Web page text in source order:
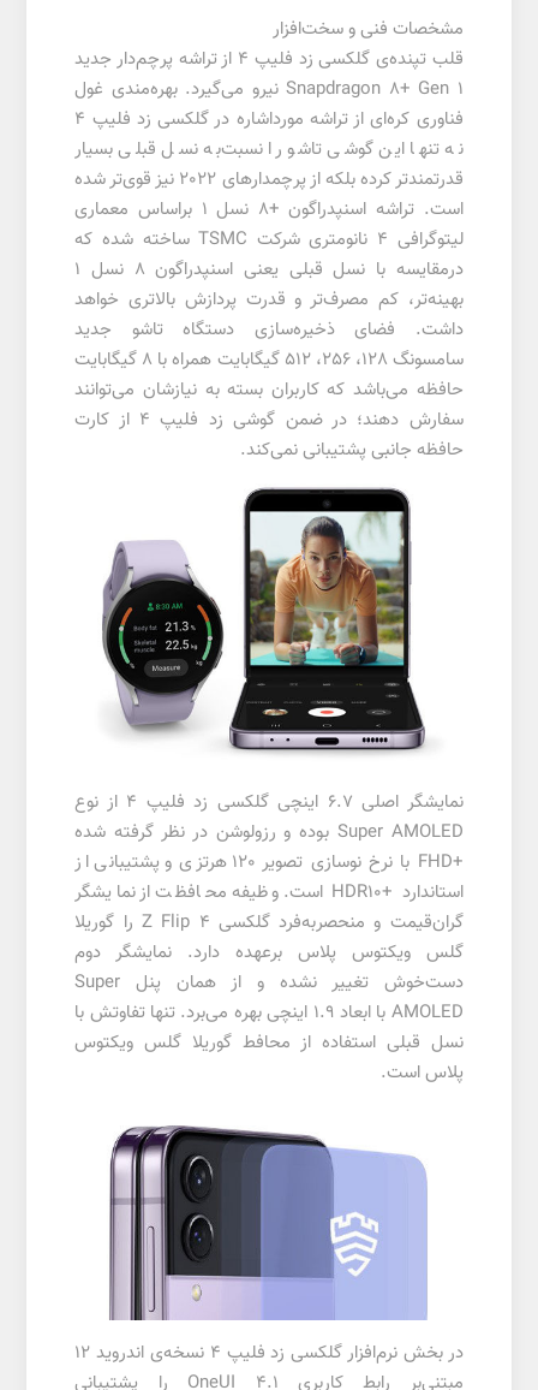
مشخصات فنی و سخت‌افزار
قلب تپنده‌ی گلکسی زد فلیپ 4 از تراشه پرچم‌دار جدید
Snapdragon 8+ Gen 1 نیرو می‌گیرد. بهره‌مندی غول
فناوری کره‌ای از تراشه‌ مورداشاره در گلکسی زد فلیپ 4
نه تنها این گوشی تاشو را نسبت‌به نسل قبلی بسیار
قدرتمند‌تر کرده بلکه از پرچمدارهای 2022 نیز قوی‌تر شده
است. تراشه اسنپدراگون +8 نسل 1 براساس معماری
لیتوگرافی 4 نانومتری شرکت TSMC ساخته شده که
درمقایسه با نسل قبلی یعنی اسنپدراگون 8 نسل 1
بهینه‌تر، کم مصرف‌تر و قدرت پردازش بالاتری خواهد
داشت. فضای ذخیره‌سازی دستگاه تاشو جدید
سامسونگ 128، 256، 512 گیگابایت همراه با 8 گیگابایت
حافظه می‌باشد که کاربران بسته به نیازشان می‌توانند
سفارش دهند؛ در ضمن گوشی زد فلیپ 4 از کارت
حافظه جانبی پشتیبانی نمی‌کند.
نمایشگر اصلی 6.7 اینچی گلکسی زد فلیپ 4 از نوع
Super AMOLED بوده و رزولوشن در نظر گرفته شده
+FHD با نرخ نوسازی تصویر 120 هرتزی و پشتیبانی از
استاندارد +HDR10 است. وظیفه محافظت از نمایشگر
گران‌قیمت و منحصربه‌فرد گلکسی Z Flip 4 را گوریلا
گلس ویکتوس پلاس برعهده دارد. نمایشگر دوم
دست‌خوش تغییر نشده و از همان پنل Super
AMOLED با ابعاد 1.9 اینچی بهره می‌برد. تنها تفاوتش با
نسل قبلی استفاده از محافط گوریلا گلس ویکتوس
پلاس است.
در بخش نرم‌افزار گلکسی زد فلیپ 4 نسخه‌ی اندروید 12
مبتنی‌بر رابط کاربری OneUI 4.1 را پشتیبانی